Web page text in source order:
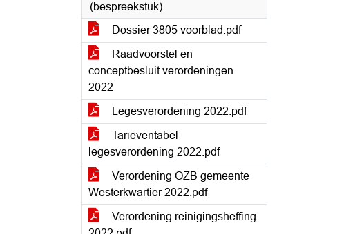
(bespreekstuk)
Dossier 3805 voorblad.pdf
Raadvoorstel en
conceptbesluit verordeningen
2022
Legesverordening 2022.pdf
Tarieventabel
legesverordening 2022.pdf
Verordening OZB gemeente
Westerkwartier 2022.pdf
Verordening reinigingsheffing